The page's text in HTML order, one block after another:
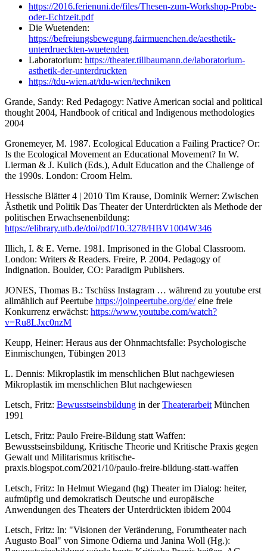
https://2016.ferienuni.de/files/Thesen-zum-Workshop-Probe-
oder-Echtzeit.pdf
Die Wuetenden:
https://befreiungsbewegung.fairmuenchen.de/aesthetik-
unterdrueckten-wuetenden
Laboratorium: https://theater.tillbaumann.de/laboratorium-
asthetik-der-unterdruckten
https://tdu-wien.at/tdu-wien/techniken
Grande, Sandy: Red Pedagogy: Native American social and political
thought 2004, Handbook of critical and Indigenous methodologies
2004
Gronemeyer, M. 1987. Ecological Education a Failing Practice? Or:
Is the Ecological Movement an Educational Movement? In W.
Lierman & J. Kulich (Eds.), Adult Education and the Challenge of
the 1990s. London: Croom Helm.
Hessische Blätter 4 | 2010 Tim Krause, Dominik Werner: Zwischen
Ästhetik und Politik Das Theater der Unterdrückten als Methode der
politischen Erwachsenenbildung:
https://elibrary.utb.de/doi/pdf/10.3278/HBV1004W346
Illich, I. & E. Verne. 1981. Imprisoned in the Global Classroom.
London: Writers & Readers. Freire, P. 2004. Pedagogy of
Indignation. Boulder, CO: Paradigm Publishers.
JONES, Thomas B.: Tschüss Instagram … während zu youtube erst
allmählich auf Peertube https://joinpeertube.org/de/eine freie
Konkurrenz erwächst: https://www.youtube.com/watch?
v=Ru8LJxc0nzM
Keupp, Heiner: Heraus aus der Ohnmachtsfalle: Psychologische
Einmischungen, Tübingen 2013
L. Dennis: Mikroplastik im menschlichen Blut nachgewiesen
Mikroplastik im menschlichen Blut nachgewiesen
Letsch, Fritz: Bewusstseinsbildung in derTheaterarbeit München
1991
Letsch, Fritz: Paulo Freire-Bildung statt Waffen:
Bewusstseinsbildung, Kritische Theorie und Kritische Praxis gegen
Gewalt und Militarismus kritische-
praxis.blogspot.com/2021/10/paulo-freire-bildung-statt-waffen
Letsch, Fritz: In Helmut Wiegand (hg) Theater im Dialog: heiter,
aufmüpfig und demokratisch Deutsche und europäische
Anwendungen des Theaters der Unterdrückten ibidem 2004
Letsch, Fritz: In: "Visionen der Veränderung, Forumtheater nach
Augusto Boal" von Simone Odierna und Janina Woll (Hg.):